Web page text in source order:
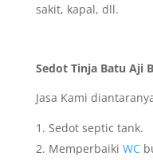
sakit, kapal, dll.
Sedot Tinja Batu Aji
Jasa Kami
Sedot septic tank.
Memperbaiki WC